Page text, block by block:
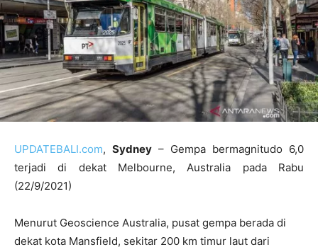
UPDATEBALI.com, Sydney – Gempa bermagnitudo 6,0
terjadi di dekat Melbourne, Australia pada Rabu
(22/9/2021)
Menurut Geoscience Australia, pusat gempa berada di
dekat kota Mansfield, sekitar 200 km timur laut dari